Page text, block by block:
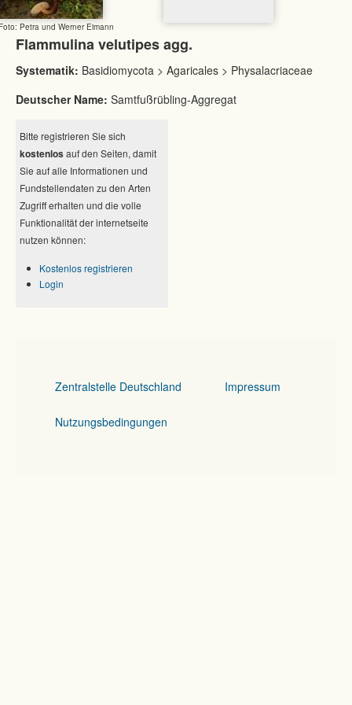
Petra und Werner Eimann
Flammulina velutipes agg.
Systematik: Basidiomycota > Agaricales > Physalacriaceae
Deutscher Name: Samtfußrübling-Aggregat
Bitte registrieren Sie sich
kostenlos auf den Seiten, damit
Sie auf alle Informationen und
Fundstellendaten zu den Arten
Zugriff erhalten und die volle
Funktionalität der internetseite
nutzen können:
Kostenlos registrieren
Login
Zentralstelle Deutschland Impressum
Nutzungsbedingungen